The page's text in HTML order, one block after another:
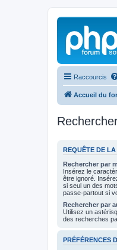
Raccourcis
Accueil du
REQUÊTE DE
Rechercher par
Insérez le
être ignoré.
si seul un des
passe-partout si
Rechercher par
Utilisez un
des recherches
PRÉFÉRENCES